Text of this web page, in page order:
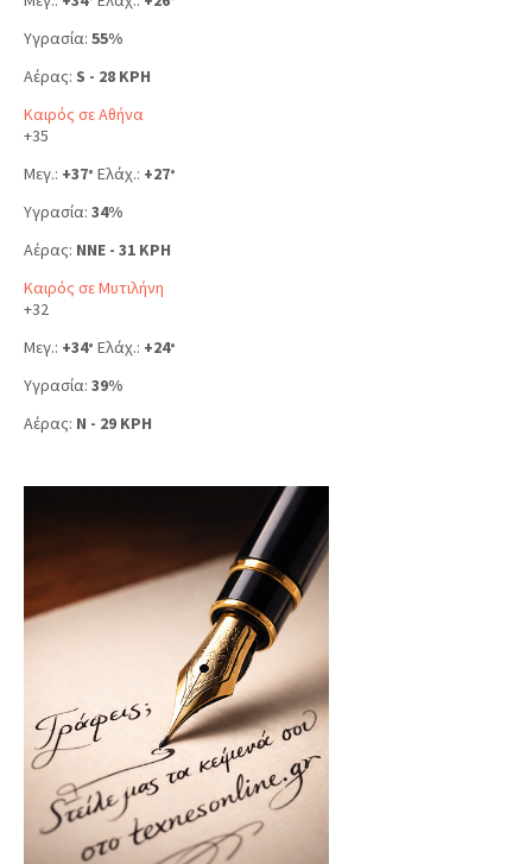
Υγρασία: 55%
Αέρας: S - 28 KPH
Καιρός σε Αθήνα
+35
Μεγ.: +37° Ελάχ.: +27°
Υγρασία: 34%
Αέρας: NNE - 31 KPH
Καιρός σε Μυτιλήνη
+32
Μεγ.: +34° Ελάχ.: +24°
Υγρασία: 39%
Αέρας: N - 29 KPH